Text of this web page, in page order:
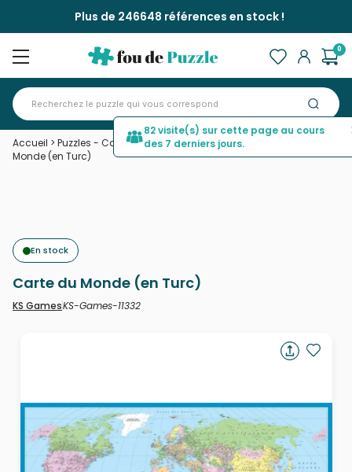
Plus de 246648 références en stock !
0
Accueil > Puzzles - Cartes du Monde et Mappemonde
Monde (en Turc)
En stock
Carte du Monde (en Turc)
KS GamesKS-Games-11332
82 visite(s) sur cette page au cours
des 7 derniers jours.